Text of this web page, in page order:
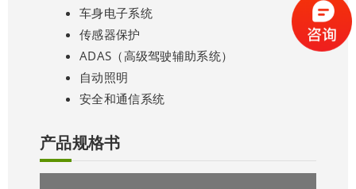
车身电子系统
传感器保护
ADAS（高级驾驶辅助系统）
自动照明
安全和通信系统
产品规格书